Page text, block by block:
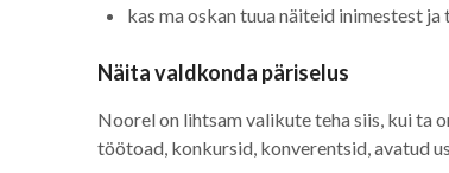
kas ma oskan tuua näiteid inimestest
Näita valdkonda päriselus
Noorel on lihtsam valikute teha siis, kui ta
töötoad, konkursid, konverentsid, avatud